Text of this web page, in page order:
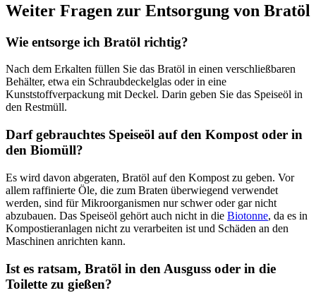
Weiter Fragen zur Entsorgung von Bratöl
Wie entsorge ich Bratöl richtig?
Nach dem Erkalten füllen Sie das Bratöl in einen verschließbaren
Behälter, etwa ein Schraubdeckelglas oder in eine
Kunststoffverpackung mit Deckel. Darin geben Sie das Speiseöl in
den Restmüll.
Darf gebrauchtes Speiseöl auf den Kompost oder in
den Biomüll?
Es wird davon abgeraten, Bratöl auf den Kompost zu geben. Vor
allem raffinierte Öle, die zum Braten überwiegend verwendet
werden, sind für Mikroorganismen nur schwer oder gar nicht
abzubauen. Das Speiseöl gehört auch nicht in die Biotonne, da es in
Kompostieranlagen nicht zu verarbeiten ist und Schäden an den
Maschinen anrichten kann.
Ist es ratsam, Bratöl in den Ausguss oder in die
Toilette zu gießen?